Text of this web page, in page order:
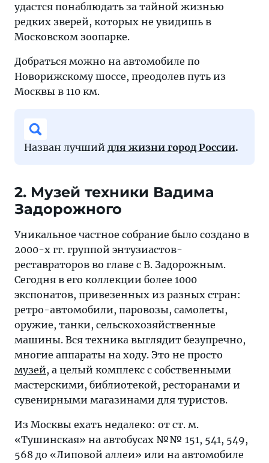
удастся понаблюдать за тайной жизнью
редких зверей, которых не увидишь в
Московском зоопарке.
Добраться можно на автомобиле по
Новорижскому шоссе, преодолев путь из
Москвы в 110 км.
Назван лучший для жизни город России.
2. Музей техники Вадима
Задорожного
Уникальное частное собрание было создано в
2000-х гг. группой энтузиастов-
реставраторов во главе с В. Задорожным.
Сегодня в его коллекции более 1000
экспонатов, привезенных из разных стран:
ретро-автомобили, паровозы, самолеты,
оружие, танки, сельскохозяйственные
машины. Вся техника выглядит безупречно,
многие аппараты на ходу. Это не просто
музей, а целый комплекс с собственными
мастерскими, библиотекой, ресторанами и
сувенирными магазинами для туристов.
Из Москвы ехать недалеко: от ст. м.
«Тушинская» на автобусах №№ 151, 541, 549,
568 до «Липовой аллеи» или на автомобиле